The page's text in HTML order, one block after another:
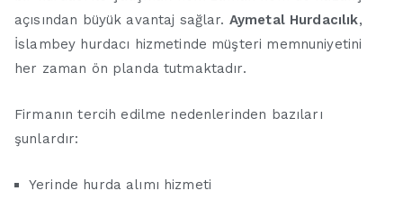
açısından büyük avantaj sağlar. Aymetal Hurdacılık,
İslambey hurdacı hizmetinde müşteri memnuniyetini
her zaman ön planda tutmaktadır.
Firmanın tercih edilme nedenlerinden bazıları
şunlardır:
Yerinde hurda alımı hizmeti